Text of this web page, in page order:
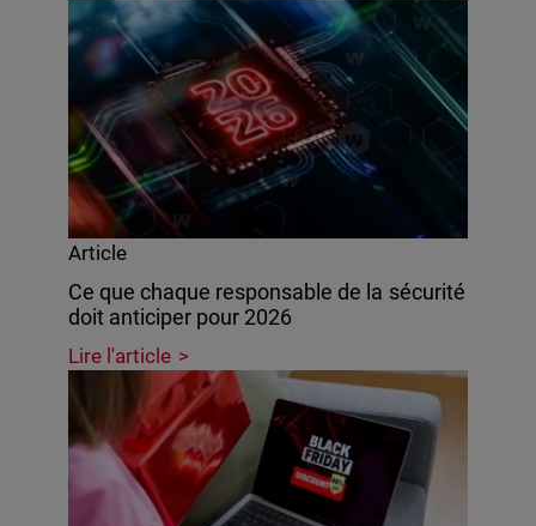
Article
Ce que chaque responsable de la sécurité
doit anticiper pour 2026
Lire l'article